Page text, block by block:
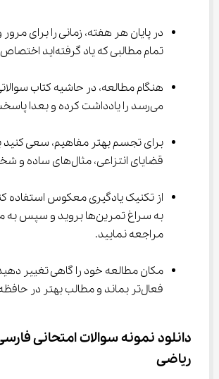
تمام مطالبی که یاد گرفته‌اید اختصاص دهید.
هنگام مطالعه، در حاشیه کتاب
می‌رسد را یادداشت کرده و بعدا پاسخشان را بیابید.
برای تجسم بهتر مفاهیم، سعی کنید
قضایای انتزاعی، مثال‌های ساده و شخصی بسازید.
از تکنیک یادگیری معکوس استفاده
به سراغ تمرین‌ها بروید و
مراجعه نمایید.
مکان مطالعه خود را گاهی تغییر
فعال‌تر بماند و مطالب بهتر در حافظه‌تان ثبت شود.
ریاضی